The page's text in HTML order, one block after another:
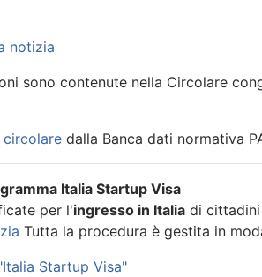
notizia
sono contenute nella Circolare
circolare dalla Banca dati normativa
Italia Startup Visa
per l'ingresso in Italia di cittadini
Tutta la procedura è gestita in
Startup Visa"